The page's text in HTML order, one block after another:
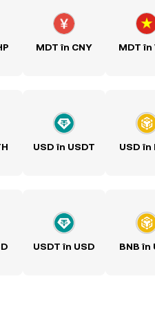
MDT în CNY MDT în
USD în USDT USD în
USDT în USD BNB în